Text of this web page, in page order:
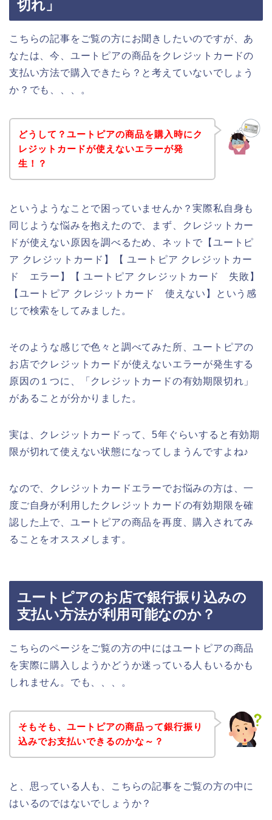
切れ」
こちらの記事をご覧の方にお聞きしたいのですが、あ
なたは、今、ユートピアの商品をクレジットカードの
支払い方法で購入できたら？と考えていないでしょう
か？でも、、、。
どうして？ユートピアの商品を購入時にク
レジットカードが使えないエラーが発
生！？
というようなことで困っていませんか？実際私自身も
同じような悩みを抱えたので、まず、クレジットカー
ドが使えない原因を調べるため、ネットで【ユートピ
ア クレジットカード】【 ユートピア クレジットカー
ド エラー】【 ユートピア クレジットカード 失敗】
【ユートピア クレジットカード 使えない】という感
じで検索をしてみました。
そのような感じで色々と調べてみた所、ユートピアの
お店でクレジットカードが使えないエラーが発生する
原因の１つに、「クレジットカードの有効期限切れ」
があることが分かりました。
実は、クレジットカードって、5年ぐらいすると有効期
限が切れて使えない状態になってしまうんですよね♪
なので、クレジットカードエラーでお悩みの方は、一
度ご自身が利用したクレジットカードの有効期限を確
認した上で、ユートピアの商品を再度、購入されてみ
ることをオススメします。
ユートピアのお店で銀行振り込みの
支払い方法が利用可能なのか？
こちらのページをご覧の方の中にはユートピアの商品
を実際に購入しようかどうか迷っている人もいるかも
しれません。でも、、、。
そもそも、ユートピアの商品って銀行振り
込みでお支払いできるのかな～？
と、思っている人も、こちらの記事をご覧の方の中に
はいるのではないでしょうか？